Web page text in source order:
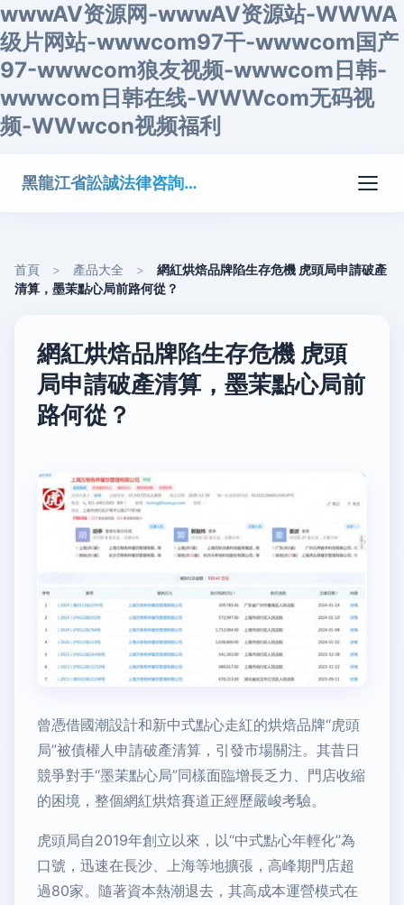
wwwAV资源网-wwwAV资源站-WWWA
级片网站-wwwcom97干-wwwcom国产
97-wwwcom狼友视频-wwwcom日韩-
wwwcom日韩在线-WWWcom无码视
频-WWwcon视频福利
黑龍江省訟誠法律咨詢有限公司
首頁 > 產品大全 >
網紅烘焙品牌陷生存危機 虎頭局申請破產
清算，墨茉點心局前路何從？
網紅烘焙品牌陷生存危機 虎頭
局申請破產清算，墨茉點心局前
路何從？
曾憑借國潮設計和新中式點心走紅的烘焙品牌“虎頭
局”被債權人申請破產清算，引發市場關注。其昔日
競爭對手“墨茉點心局”同樣面臨增長乏力、門店收縮
的困境，整個網紅烘焙賽道正經歷嚴峻考驗。
虎頭局自2019年創立以來，以“中式點心年輕化”為
口號，迅速在長沙、上海等地擴張，高峰期門店超
過80家。隨著資本熱潮退去，其高成本運營模式在